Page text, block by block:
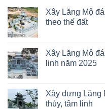
Xây Lăng Mộ
theo thế đất
Xây Lăng Mô
linh năm 2025
Xây dựng Lăng
thủy, tâm linh